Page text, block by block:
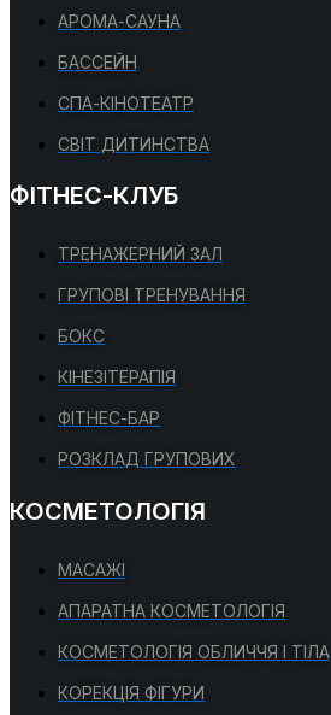
АРОМА-САУНА
БАССЕЙН
СПА-КІНОТЕАТР
СВІТ ДИТИНСТВА
ФІТНЕС-КЛУБ
ТРЕНАЖЕРНИЙ ЗАЛ
ГРУПОВІ ТРЕНУВАННЯ
БОКС
КІНЕЗІТЕРАПІЯ
ФІТНЕС-БАР
РОЗКЛАД ГРУПОВИХ
КОСМЕТОЛОГІЯ
МАСАЖІ
АПАРАТНА КОСМЕТОЛОГІЯ
КОСМЕТОЛОГІЯ ОБЛИЧЧЯ І ТІЛА
КОРЕКЦІЯ ФІГУРИ